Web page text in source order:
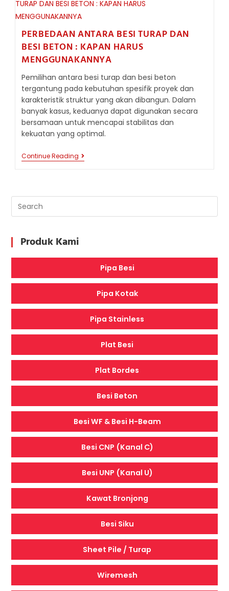
RINGAN:
MEMAHAMI
KUNCI
DALAM
KONSTRUKSI
PERBEDAAN ANTARA BESI TURAP DAN
BESI BETON : KAPAN HARUS
MENGGUNAKANNYA
Pemilihan antara besi turap dan besi beton
tergantung pada kebutuhan spesifik proyek dan
karakteristik struktur yang akan dibangun. Dalam
banyak kasus, keduanya dapat digunakan secara
bersamaan untuk mencapai stabilitas dan
kekuatan yang optimal.
Continue Reading PERBEDAAN
ANTARA
BESI
:
MENGGUNAKANNYA
Produk Kami
Pipa Besi
Pipa Kotak
Pipa Stainless
Plat Besi
Plat Bordes
Besi Beton
Besi WF & Besi H-Beam
Besi CNP (Kanal C)
Besi UNP (Kanal U)
Kawat Bronjong
Besi Siku
Sheet Pile / Turap
Wiremesh